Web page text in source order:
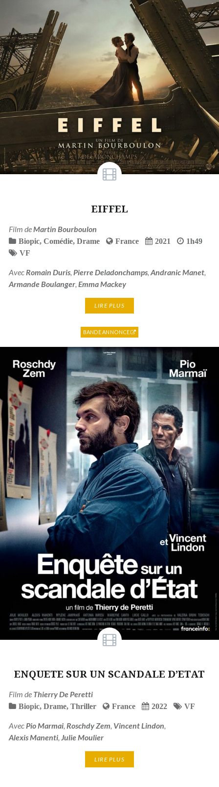
EIFFEL
Film de Martin Bourboulon
Biopic, Comédie, Drame France 2021
1h49
VF
Avec Romain Duris, Pierre Deladonchamps, Andranic Manet,
Armande Boulanger, Emma Mackey
LIRE PLUS
BANDE ANNONCE
ENQUETE SUR UN SCANDALE D’ETAT
Film de Thierry De Peretti
Biopic, Drame, Thriller France 2022 VF
AvecPio Marmai, Roschdy Zem, Vincent Lindon,
Alexis Manenti, Julie Moulier
LIRE PLUS